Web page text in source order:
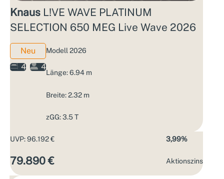
Knaus L!VE WAVE PLATINUM
SELECTION 650 MEG Live Wave 2026
Neu
4
4
Modell 2026
Länge: 6.94 m
Breite: 2.32 m
zGG: 3.5 T
UVP: 96.192 €
79.890 €
3,99%
Aktions­zins